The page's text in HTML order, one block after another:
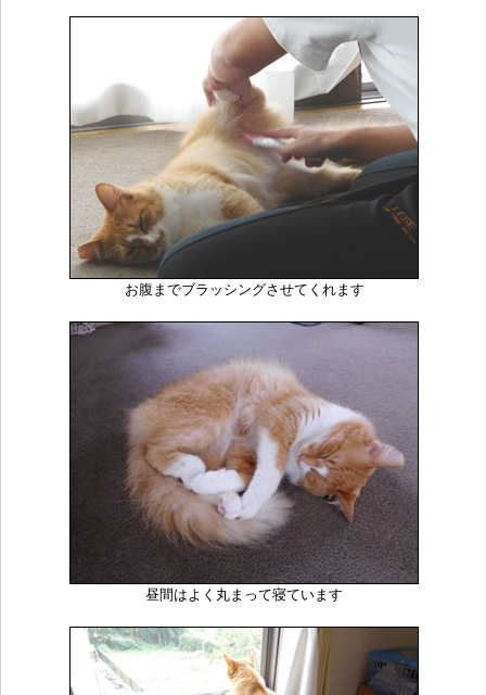
お腹までブラッシングさせてくれます
昼間はよく丸まって寝ています